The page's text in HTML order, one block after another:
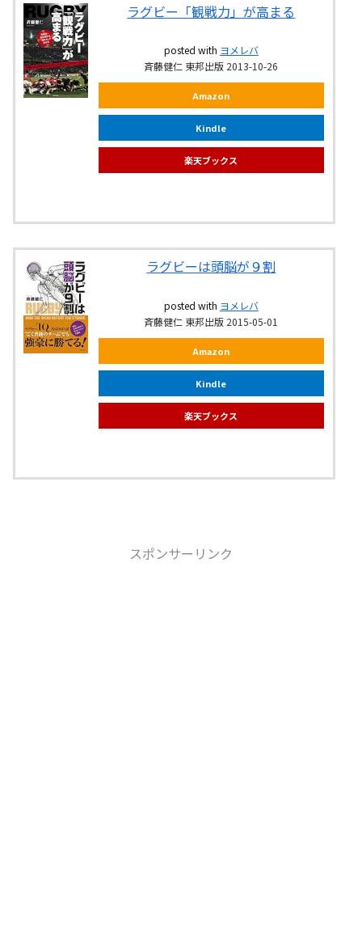
ラグビー「観戦力」が高まる
posted with ヨメレバ
斉藤健仁 東邦出版 2013-10-26
Amazon
Kindle
楽天ブックス
ラグビーは頭脳が９割
posted with ヨメレバ
斉藤健仁 東邦出版 2015-05-01
Amazon
Kindle
楽天ブックス
スポンサーリンク